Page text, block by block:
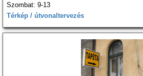
Szombat: 9-13
Térkép / útvonaltervezés